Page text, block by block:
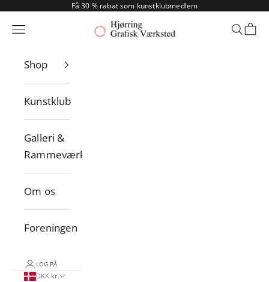
Spring til indholdFå 30 % rabat som kunstklubmedlem
Hjørring Grafisk Værksted
Menu Søg
Shop
Kunstklub
Galleri &
Rammeværksted
Om os
Foreningen
LOG PÅ
DKK kr.